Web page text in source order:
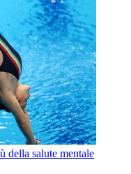
della salute mentale